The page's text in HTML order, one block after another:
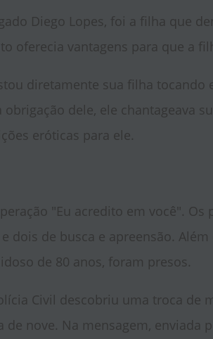
Diego Lopes, foi a filha que
oferecia vantagens para que a
diretamente sua filha tocando
dele, ele chantageava
eróticas para ele.
"Eu acredito em você".
dois de busca e apreensão.
de 80 anos, foram presos.
Civil descobriu uma troca de
de nove. Na mensagem, enviada